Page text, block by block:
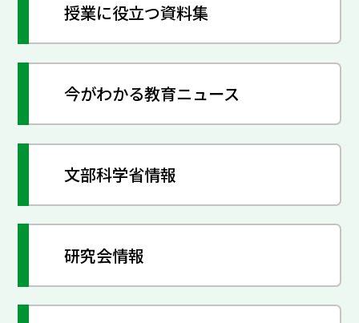
授業に役立つ資料集
今がわかる教育ニュース
文部科学省情報
研究会情報